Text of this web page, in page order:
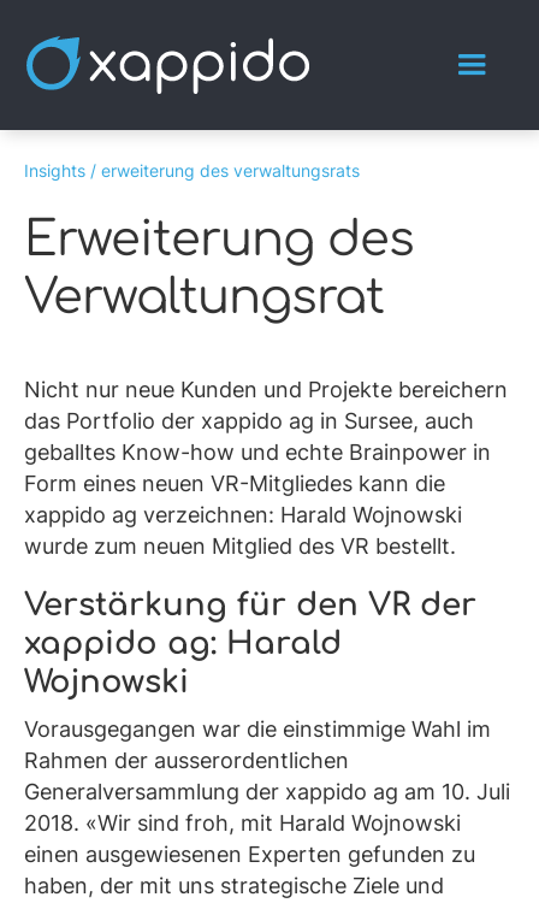
Insights / erweiterung des verwaltungsrats
Erweiterung des
Verwaltungsrat
Nicht nur neue Kunden und Projekte bereichern
das Portfolio der xappido ag in Sursee, auch
geballtes Know-how und echte Brainpower in
Form eines neuen VR-Mitgliedes kann die
xappido ag verzeichnen: Harald Wojnowski
wurde zum neuen Mitglied des VR bestellt.
Verstärkung für den VR der
xappido ag: Harald
Wojnowski
Vorausgegangen war die einstimmige Wahl im
Rahmen der ausserordentlichen
Generalversammlung der xappido ag am 10. Juli
2018. «Wir sind froh, mit Harald Wojnowski
einen ausgewiesenen Experten gefunden zu
haben, der mit uns strategische Ziele und